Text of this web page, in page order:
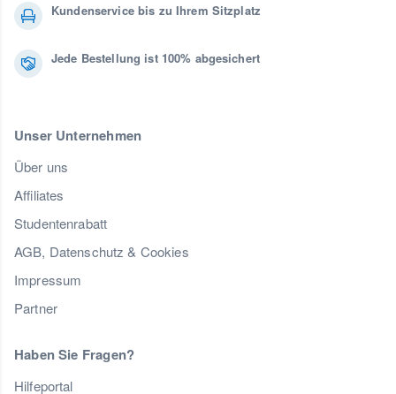
Kundenservice bis zu Ihrem Sitzplatz
Jede Bestellung ist 100% abgesichert
Unser Unternehmen
Über uns
Affiliates
Studentenrabatt
AGB, Datenschutz & Cookies
Impressum
Partner
Haben Sie Fragen?
Hilfeportal